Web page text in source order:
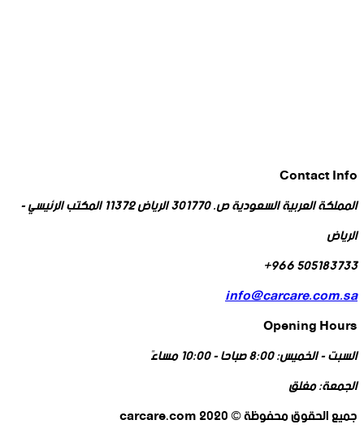
Contact Info
المملكة العربية السعودية ص. 301770 الرياض 11372 المكتب الرئيسي -
الرياض
505183733 966+
info@carcare.com.sa
Opening Hours
السبت - الخميس:8:00 صباحا - 10:00 مساءً
الجمعة:مغلق
جميع الحقوق محفوظة © 2020 carcare.com